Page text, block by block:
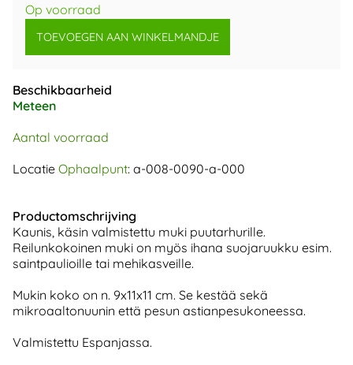
Op voorraad
Beschikbaarheid
Meteen
Aantal voorraad
Locatie Ophaalpunt: a-008-0090-a-000
Productomschrijving
Kaunis, käsin valmistettu muki puutarhurille.
Reilunkokoinen muki on myös ihana suojaruukku esim.
saintpaulioille tai mehikasveille.
Mukin koko on n. 9x11x11 cm. Se kestää sekä
mikroaaltonuunin että pesun astianpesukoneessa.
Valmistettu Espanjassa.